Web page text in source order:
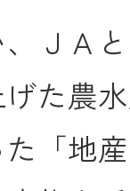
ＪＡ
た農
「地